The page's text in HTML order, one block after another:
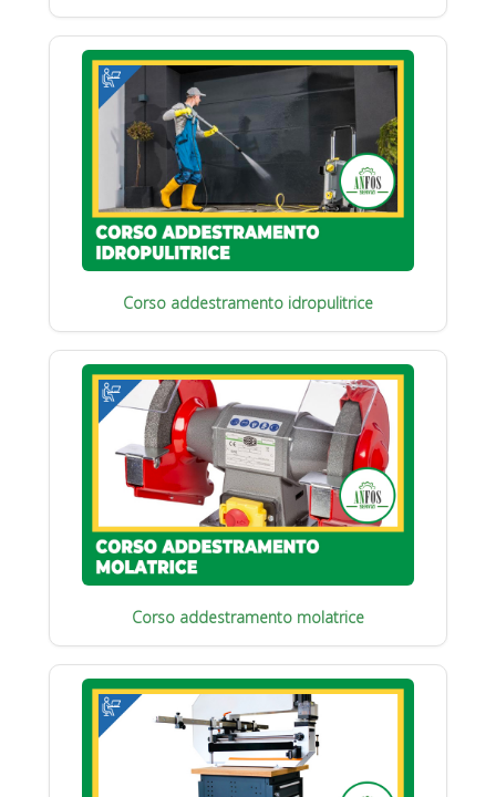
Corso addestramento idropulitrice
Corso addestramento molatrice